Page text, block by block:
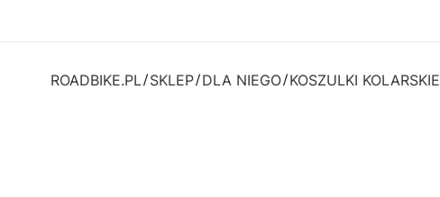
ROADBIKE.PL SKLEP DLA NIEGO KOSZULKI KOLARSKIE